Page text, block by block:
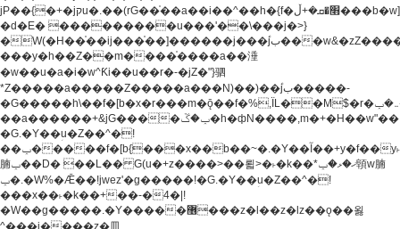
jP��{�+�jקu�.��(rG��֫��a��i��^��h�{f�׫�ܩ�+ڵ���b�w]���n��jk?
�d�E� ���������u���'��\���j�>}
�W(�H��֫��ij���֫��]������j���۫jب���w&�zZ�����i�<�]4���y�Z�Ǯ�[Z����-
���y�h��Z��m����֫����a��涶
�w��u�a�i�w^Ƙi��u��r�-�jZ�"}驷
*Z�����a�����Z�����a���N)��)��۫jب�����-
�G�����h\��f�[b�x�r���m�ǭ��f�%,ÏL��M$�r�܅�ݕ�&���rب��m���-
��a������+&jG����ݕ�ڱ�h�фN����,m�+�H��w"��!
�G.�Y��ؚu�Z��^�!
��ݕ�����f�[b{���x��b��~�.�Y��آ��+y�f��y˫���w�w
腩ݕ��D� ��L�� G(u�+z����>��뢻>�˫�k��*ޚ�ޅ�ݕ顊w腩
ݕ�.�W%�Ǣ��!jwez'�g�����!�G.�Y��ؚu�Z��^�!
���x��˫�k��+��-�4�|!
�W��g�����.�Y��؜���޶���z�l��z�lz��ǫ��욇
^���j����z�⽫